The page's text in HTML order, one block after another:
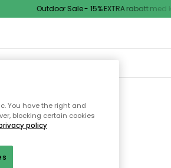
Outdoor Sale - 15% EXTRA rabatt med kod
söker
You have the right and
blocking certain cookies
policy